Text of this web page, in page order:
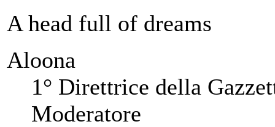
A head full of dreams
Aloona
1° Direttrice della
Moderatore